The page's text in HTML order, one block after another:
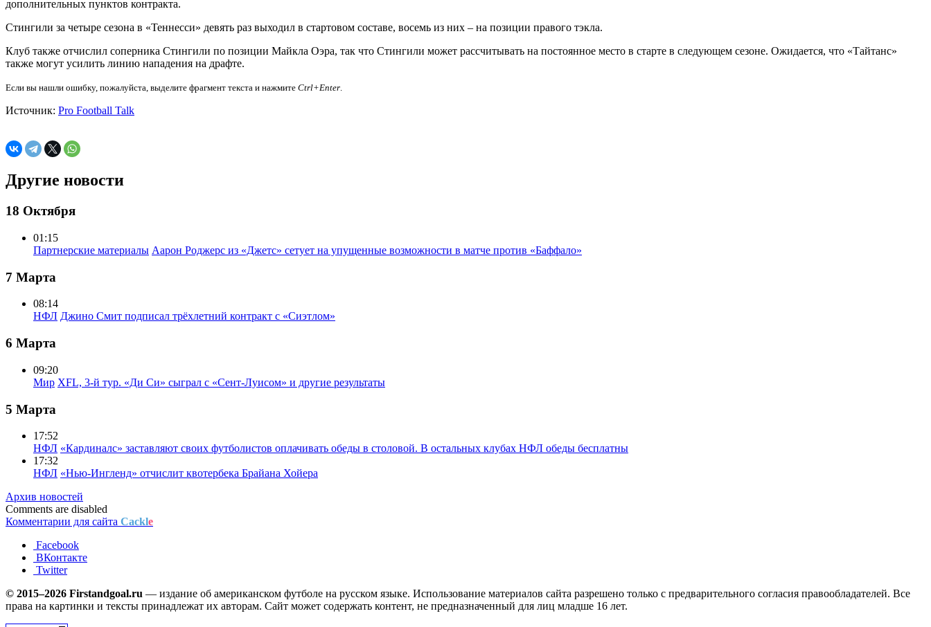
дополнительных пунктов контракта.
Стингили за четыре сезона в «Теннесси» девять раз выходил в стартовом составе, восемь из них – на позиции правого тэкла.
Клуб также отчислил соперника Стингили по позиции Майкла Оэра, так что Стингили может рассчитывать на постоянное место в старте в следующем сезоне. Ожидается, что «Тайтанс»
также могут усилить линию нападения на драфте.
Если вы нашли ошибку, пожалуйста, выделите фрагмент текста и нажмите Ctrl+Enter.
Источник: Pro Football Talk
Другие новости
18 Октября
01:15
Партнерские материалы Аарон Роджерс из «Джетс» сетует на упущенные возможности в матче против «Баффало»
7 Марта
08:14
НФЛ Джино Смит подписал трёхлетний контракт с «Сиэтлом»
6 Марта
09:20
Мир XFL, 3-й тур. «Ди Си» сыграл с «Сент-Луисом» и другие результаты
5 Марта
17:52
НФЛ «Кардиналс» заставляют своих футболистов оплачивать обеды в столовой. В остальных клубах НФЛ обеды бесплатны
17:32
НФЛ «Нью-Ингленд» отчислит квотербека Брайана Хойера
Архив новостей
Comments are disabled
Комментарии для сайта Cackle
Facebook
ВКонтакте
Twitter
© 2015–2026 Firstandgoal.ru — издание об американском футболе на русском языке. Использование материалов cайта разрешено только с предварительного согласия правообладателей. Все
права на картинки и тексты принадлежат их авторам. Сайт может содержать контент, не предназначенный для лиц младше 16 лет.